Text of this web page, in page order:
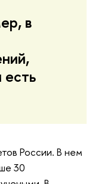
в
России. В нем
30